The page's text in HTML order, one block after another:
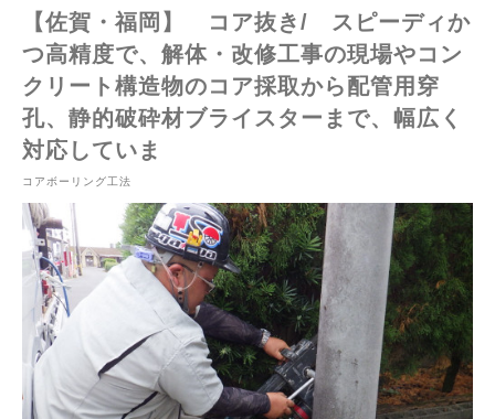
【佐賀・福岡】 コア抜き/ スピーディか
つ高精度で、解体・改修工事の現場やコン
クリート構造物のコア採取から配管用穿
孔、静的破砕材ブライスターまで、幅広く
対応していま
コアボーリング工法